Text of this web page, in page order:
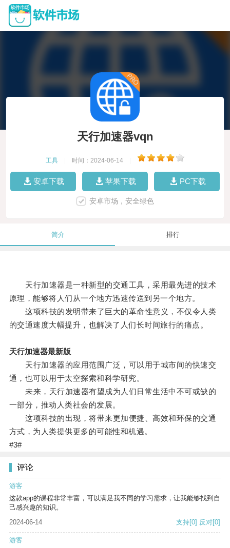
天行加速器vqn
工具 时间：2024-06-14
安卓下载 苹果下载 PC下载
安卓市场，安全绿色
简介 排行
天行加速器是一种新型的交通工具，采用最先进的技术
原理，能够将人们从一个地方迅速传送到另一个地方。
这项科技的发明带来了巨大的革命性意义，不仅令人类
的交通速度大幅提升，也解决了人们长时间旅行的痛点。
天行加速器最新版
天行加速器的应用范围广泛，可以用于城市间的快速交
通，也可以用于太空探索和科学研究。
未来，天行加速器有望成为人们日常生活中不可或缺的
一部分，推动人类社会的发展。
这项科技的出现，将带来更加便捷、高效和环保的交通
方式，为人类提供更多的可能性和机遇。
#3#
评论
游客
这款app的课程非常丰富，可以满足我不同的学习需求，让我能够找到自
己感兴趣的知识。
2024-06-14
支持[0] 反对[0]
游客